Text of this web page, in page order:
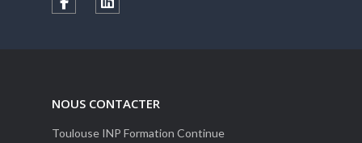
NOUS CONTACTER
Toulouse INP Formation Continue